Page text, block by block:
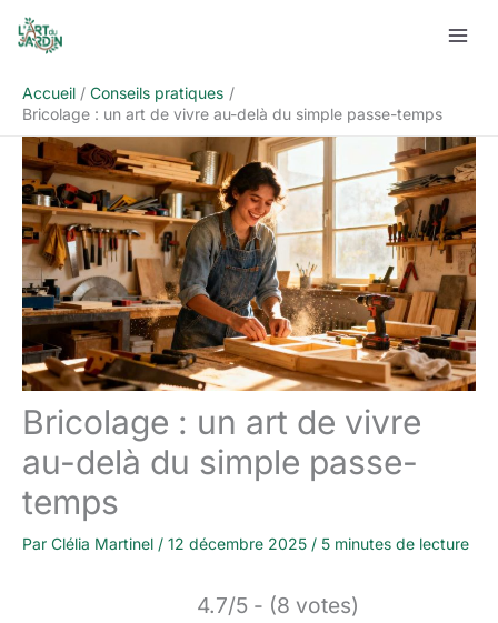
Aller
Accueil
Conseils pratiques
Bricolage : un art de vivre au-delà du simple passe-temps
Bricolage : un art de vivre
au-delà du simple passe-
temps
Par Clélia Martinel / 12 décembre 2025 / 5 minutes de lecture
4.7/5 - (8 votes)
Rechercher